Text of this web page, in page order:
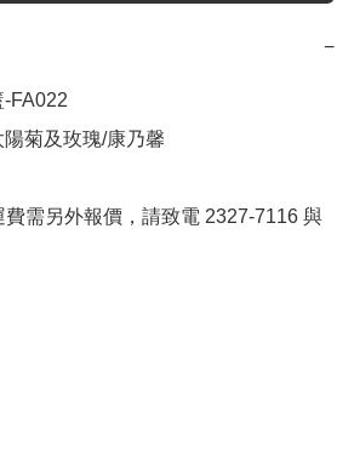
−
FA022
菊及玫瑰/康乃馨
需另外報價，請致電 2327-7116 與